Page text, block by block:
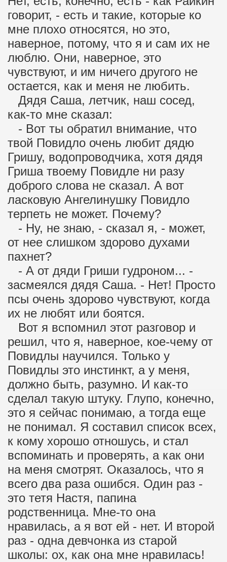
говорит, - есть и такие, которые ко
мне плохо относятся, но это,
наверное, потому, что я и сам их не
люблю. Они, наверное, это
чувствуют, и им ничего другого не
остается, как и меня не любить.
Дядя Саша, летчик, наш сосед,
как-то мне сказал:
- Вот ты обратил внимание, что
твой Повидло очень любит дядю
Гришу, водопроводчика, хотя дядя
Гриша твоему Повидле ни разу
доброго слова не сказал. А вот
ласковую Ангелинушку Повидло
терпеть не может. Почему?
- Ну, не знаю, - сказал я, - может,
от нее слишком здорово духами
пахнет?
- А от дяди Гриши гудроном... -
засмеялся дядя Саша. - Нет! Просто
псы очень здорово чувствуют, когда
их не любят или боятся.
Вот я вспомнил этот разговор и
решил, что я, наверное, кое-чему от
Повидлы научился. Только у
Повидлы это инстинкт, а у меня,
должно быть, разумно. И как-то
сделал такую штуку. Глупо, конечно,
это я сейчас понимаю, а тогда еще
не понимал. Я составил список всех,
к кому хорошо отношусь, и стал
вспоминать и проверять, а как они
на меня смотрят. Оказалось, что я
всего два раза ошибся. Один раз -
это тетя Настя, папина
родственница. Мне-то она
нравилась, а я вот ей - нет. И второй
раз - одна девчонка из старой
школы: ох, как она мне нравилась!